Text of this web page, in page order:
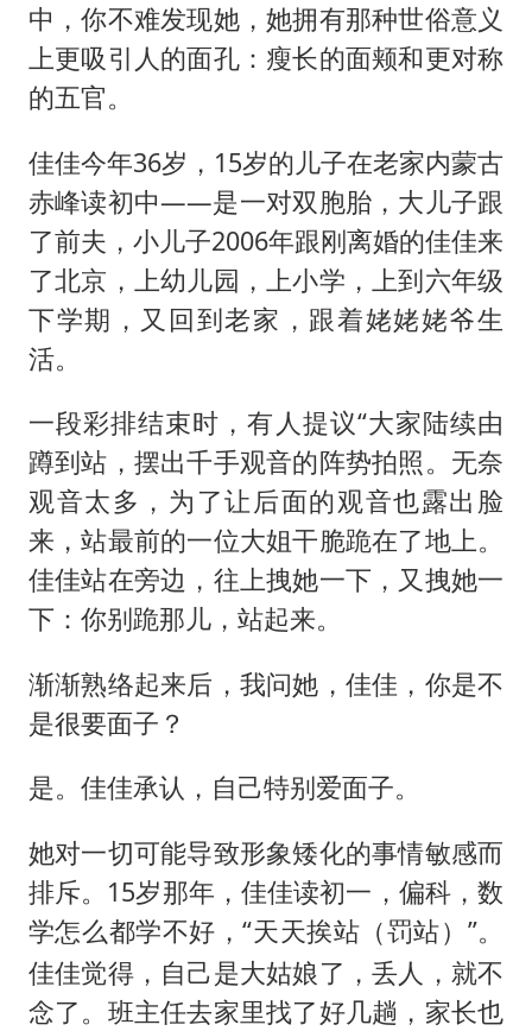
中，你不难发现她，她拥有那种世俗意义
上更吸引人的面孔：瘦长的面颊和更对称
的五官。
佳佳今年36岁，15岁的儿子在老家内蒙古
赤峰读初中——是一对双胞胎，大儿子跟
了前夫，小儿子2006年跟刚离婚的佳佳来
了北京，上幼儿园，上小学，上到六年级
下学期，又回到老家，跟着姥姥姥爷生
活。
一段彩排结束时，有人提议“大家陆续由
蹲到站，摆出千手观音的阵势拍照。无奈
观音太多，为了让后面的观音也露出脸
来，站最前的一位大姐干脆跪在了地上。
佳佳站在旁边，往上拽她一下，又拽她一
下：你别跪那儿，站起来。
渐渐熟络起来后，我问她，佳佳，你是不
是很要面子？
是。佳佳承认，自己特别爱面子。
她对一切可能导致形象矮化的事情敏感而
排斥。15岁那年，佳佳读初一，偏科，数
学怎么都学不好，“天天挨站 （罚站） ”。
佳佳觉得，自己是大姑娘了，丢人，就不
念了。班主任去家里找了好几趟，家长也